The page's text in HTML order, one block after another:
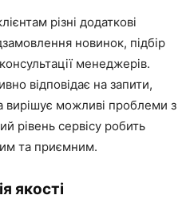
різні додаткові
новинок, підбір
менеджерів.
відповідає на запити,
вирішує можливі проблеми з
рівень сервісу робить
та приємним.
якості